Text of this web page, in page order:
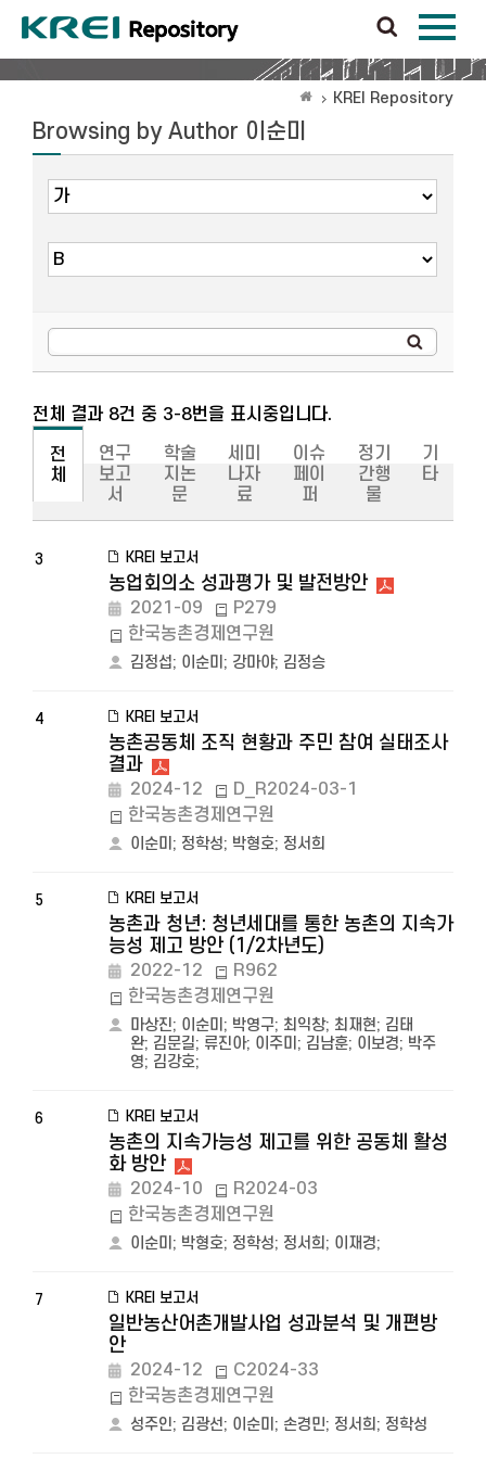
KREI Repository
Browsing by Author 이순미
전체 결과 8건 중 3-8번을 표시중입니다.
전
체
연구
보고
서
학술
지논
문
세미
나자
료
이슈
페이
퍼
정기
간행
물
기
타
3 KREI 보고서
농업회의소 성과평가 및 발전방안
2021-09
P279
한국농촌경제연구원
김정섭; 이순미 ; 강마야; 김정승
4 KREI 보고서
농촌공동체 조직 현황과 주민 참여 실태조사
결과
2024-12
D_R2024-03-1
한국농촌경제연구원
이순미 ; 정학성; 박형호; 정서희
5 KREI 보고서
농촌과 청년: 청년세대를 통한 농촌의 지속가
능성 제고 방안 (1/2차년도)
2022-12
R962
한국농촌경제연구원
마상진; 이순미 ; 박영구; 최익창; 최재현; 김태
완; 김문길; 류진아; 이주미 ; 김남훈; 이보경; 박주
영; 김강호;
6 KREI 보고서
농촌의 지속가능성 제고를 위한 공동체 활성
화 방안
2024-10
R2024-03
한국농촌경제연구원
이순미 ; 박형호; 정학성; 정서희 ; 이재경;
7 KREI 보고서
일반농산어촌개발사업 성과분석 및 개편방
안
2024-12
C2024-33
한국농촌경제연구원
성주인; 김광선; 이순미 ; 손경민; 정서희 ; 정학성